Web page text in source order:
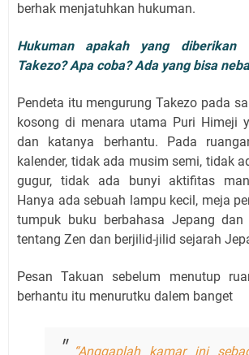
berhak menjatuhkan hukuman.
Hukuman apakah yang diberikan
Takezo? Apa coba? Ada yang bisa
Pendeta itu mengurung Takezo pada
kosong di menara utama Puri Himeji
dan katanya berhantu. Pada
kalender, tidak ada musim semi, tidak
gugur, tidak ada bunyi aktifitas
Hanya ada sebuah lampu kecil, meja
tumpuk buku berbahasa Jepang dan
tentang Zen dan berjilid-jilid sejarah
Pesan Takuan sebelum menutup
berhantu itu menurutku dalem banget
“Anggaplah kamar ini